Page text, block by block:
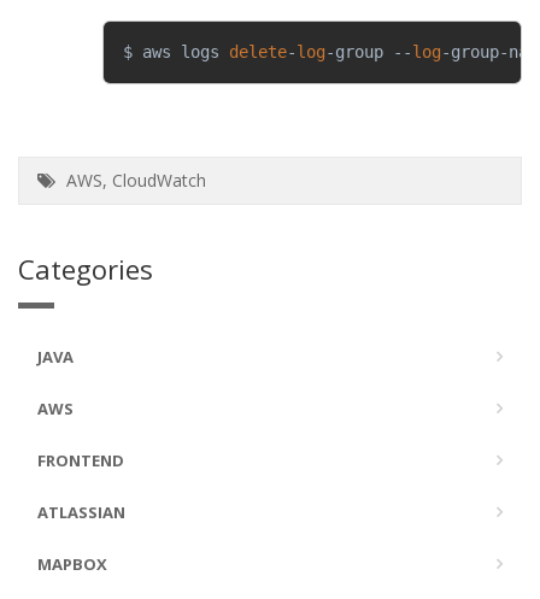
$ aws logs delete-log-group --log-group-
AWS, CloudWatch
Categories
JAVA
AWS
FRONTEND
ATLASSIAN
MAPBOX